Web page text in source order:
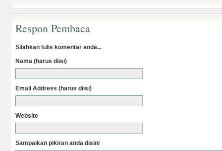
Respon Pembaca
Silahkan tulis komentar anda...
Nama (harus diisi)
Email Address (harus diisi)
Website
Sampaikan pikiran anda disini